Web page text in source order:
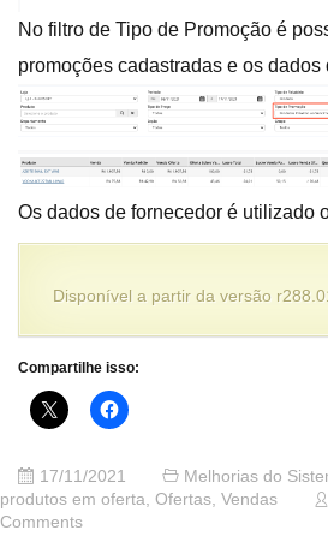
No filtro de Tipo de Promoção é
promoções cadastradas e os dados
Os dados de fornecedor é utilizado
Disponível a partir da versão
Compartilhe isso:
17/11/2021 Melhorias do
produtos em oferta Ofertas Vendas
Comments